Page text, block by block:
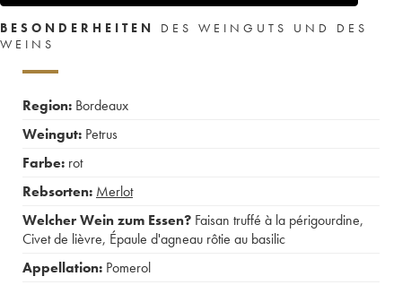
BESONDERHEITEN
DES WEINGUTS UND DES
WEINS
Region: Bordeaux
Weingut: Petrus
Farbe: rot
Rebsorten: Merlot
Welcher Wein zum Essen? Faisan truffé à la périgourdine,
Civet de lièvre, Épaule d'agneau rôtie au basilic
Appellation: Pomerol